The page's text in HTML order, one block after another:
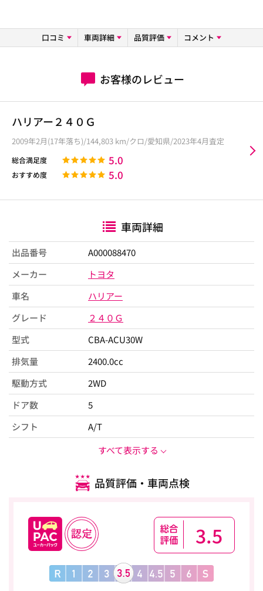
口コミ 車両詳細 品質評価 コメント
お客様のレビュー
ハリアー２４０Ｇ
2009年2月(17年落ち)/144,803 km/クロ/愛知県/2023年4月査定
総合満足度 5.0
おすすめ度 5.0
車両詳細
出品番号
A000088470
メーカー
トヨタ
車名
ハリアー
グレード
２４０Ｇ
型式
CBA-ACU30W
排気量
2400.0cc
駆動方式
2WD
ドア数
5
シフト
A/T
すべて表示する
品質評価・車両点検
3.5